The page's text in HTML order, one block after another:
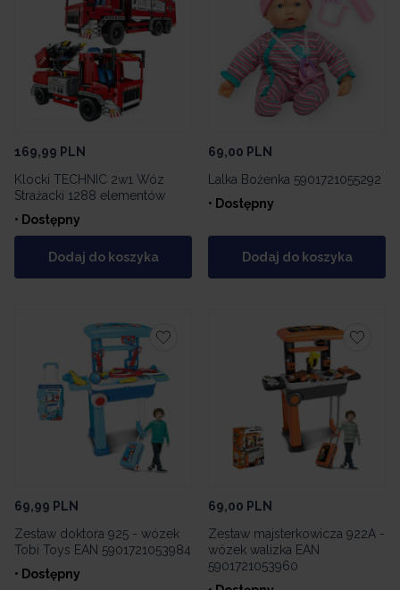
169,99 PLN
Klocki TECHNIC 2w1 Wóz
Strażacki 1288 elementów
• Dostępny
Dodaj do koszyka
69,00 PLN
Lalka Bożenka 5901721055292
• Dostępny
Dodaj do koszyka
69,99 PLN
Zestaw doktora 925 - wózek
Tobi Toys EAN 5901721053984
• Dostępny
69,00 PLN
Zestaw majsterkowicza 922A -
wózek walizka EAN
5901721053960